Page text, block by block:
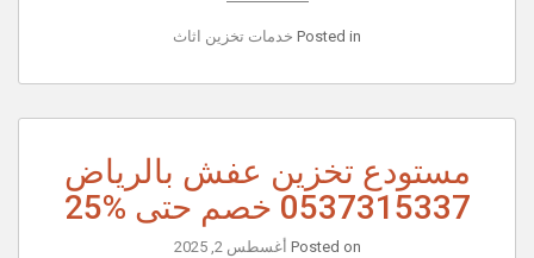
Posted in خدمات تخزين اثاث
مستودع تخزين عفش بالرياض
0537315337 خصم حتى %25
Posted on أغسطس 2, 2025